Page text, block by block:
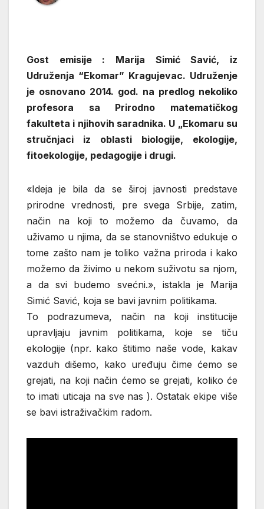
Gost emisije : Marija Simić Savić, iz
Udruženja “Ekomar” Kragujevac. Udruženje
je osnovano 2014. god. na predlog nekoliko
profesora sa Prirodno matematičkog
fakulteta i njihovih saradnika. U „Ekomaru su
stručnjaci iz oblasti biologije, ekologije,
fitoekologije, pedagogije i drugi.
«Ideja je bila da se široj javnosti predstave
prirodne vrednosti, pre svega Srbije, zatim,
način na koji to možemo da čuvamo, da
uživamo u njima, da se stanovništvo edukuje o
tome zašto nam je toliko važna priroda i kako
možemo da živimo u nekom suživotu sa njom,
a da svi budemo svećni.», istakla je Marija
Simić Savić, koja se bavi javnim politikama.
To podrazumeva, način na koji institucije
upravljaju javnim politikama, koje se tiču
ekologije (npr. kako štitimo naše vode, kakav
vazduh dišemo, kako uređuju čime ćemo se
grejati, na koji način ćemo se grejati, koliko će
to imati uticaja na sve nas ). Ostatak ekipe više
se bavi istraživačkim radom.